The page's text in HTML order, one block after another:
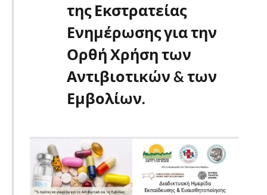
της Εκστρατείας
Ενημέρωσης για την
Ορθή Χρήση των
Αντιβιοτικών & των
Εμβολίων.